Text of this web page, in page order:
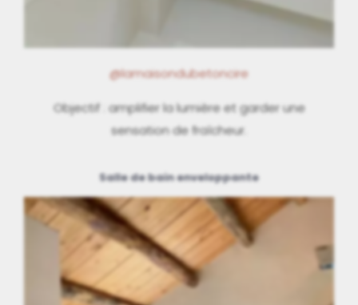
@lamaisondubetoncire
Objectif : amplifier la lumière et garder une
sensation de fraîcheur.
Salle de bain enveloppante